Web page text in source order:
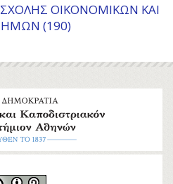
ΟΙΚΟΝΟΜΙΚΏΝ ΚΑΙ
(190)